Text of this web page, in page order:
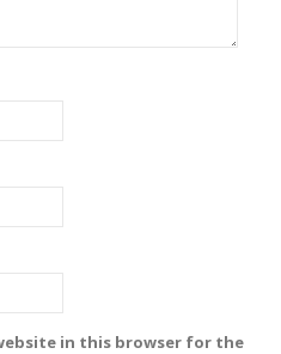
in this browser for the